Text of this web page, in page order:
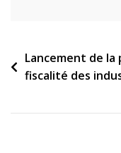
Navigation
de
Lancement de la
fiscalité des